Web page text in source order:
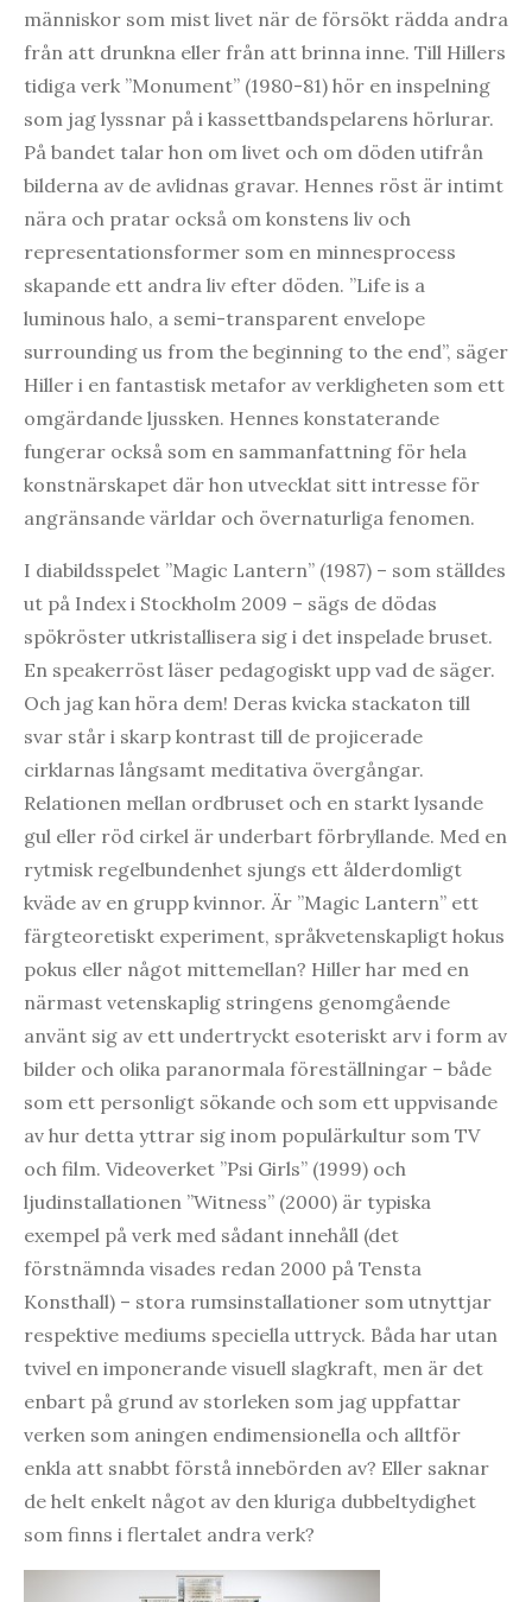
människor som mist livet när de försökt rädda andra
från att drunkna eller från att brinna inne. Till Hillers
tidiga verk ”Monument” (1980-81) hör en inspelning
som jag lyssnar på i kassettbandspelarens hörlurar.
På bandet talar hon om livet och om döden utifrån
bilderna av de avlidnas gravar. Hennes röst är intimt
nära och pratar också om konstens liv och
representationsformer som en minnesprocess
skapande ett andra liv efter döden. ”Life is a
luminous halo, a semi-transparent envelope
surrounding us from the beginning to the end”, säger
Hiller i en fantastisk metafor av verkligheten som ett
omgärdande ljussken. Hennes konstaterande
fungerar också som en sammanfattning för hela
konstnärskapet där hon utvecklat sitt intresse för
angränsande världar och övernaturliga fenomen.
I diabildsspelet ”Magic Lantern” (1987) – som ställdes
ut på Index i Stockholm 2009 – sägs de dödas
spökröster utkristallisera sig i det inspelade bruset.
En speakerröst läser pedagogiskt upp vad de säger.
Och jag kan höra dem! Deras kvicka stackaton till
svar står i skarp kontrast till de projicerade
cirklarnas långsamt meditativa övergångar.
Relationen mellan ordbruset och en starkt lysande
gul eller röd cirkel är underbart förbryllande. Med en
rytmisk regelbundenhet sjungs ett ålderdomligt
kväde av en grupp kvinnor. Är ”Magic Lantern” ett
färgteoretiskt experiment, språkvetenskapligt hokus
pokus eller något mittemellan? Hiller har med en
närmast vetenskaplig stringens genomgående
använt sig av ett undertryckt esoteriskt arv i form av
bilder och olika paranormala föreställningar – både
som ett personligt sökande och som ett uppvisande
av hur detta yttrar sig inom populärkultur som TV
och film. Videoverket ”Psi Girls” (1999) och
ljudinstallationen ”Witness” (2000) är typiska
exempel på verk med sådant innehåll (det
förstnämnda visades redan 2000 på Tensta
Konsthall) – stora rumsinstallationer som utnyttjar
respektive mediums speciella uttryck. Båda har utan
tvivel en imponerande visuell slagkraft, men är det
enbart på grund av storleken som jag uppfattar
verken som aningen endimensionella och alltför
enkla att snabbt förstå innebörden av? Eller saknar
de helt enkelt något av den kluriga dubbeltydighet
som finns i flertalet andra verk?